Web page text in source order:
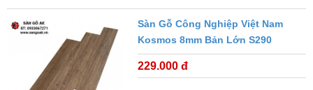
Sàn Gỗ Công Nghiệp Việt Nam
Kosmos 8mm Bản Lớn S290
229.000 đ